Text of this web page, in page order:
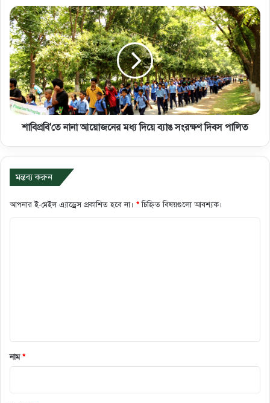
শাবিপ্রবি'তে নানা আয়োজনের মধ্য দিয়ে ব্যাঙ সংরক্ষণ দিবস পালিত
মন্তব্য করুন
আপনার ই-মেইল এ্যাড্রেস প্রকাশিত হবে না। *চিহ্নিত বিষয়গুলো আবশ্যক।
নাম*